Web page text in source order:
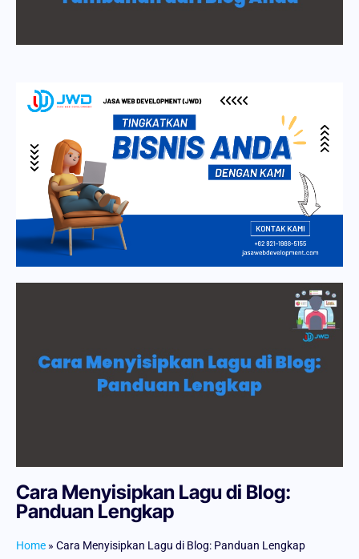
Cara Menyisipkan Lagu di Blog:
Panduan Lengkap
Home » Cara Menyisipkan Lagu di Blog: Panduan Lengkap